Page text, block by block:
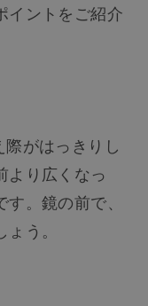
イントをご紹介
際がはっきりし
より広くなっ
。鏡の前で、
う。